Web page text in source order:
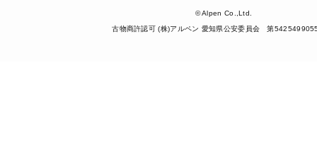
© Alpen Co.,Ltd.
古物商許認可 (株)アルペン 愛知県公安委員会 第